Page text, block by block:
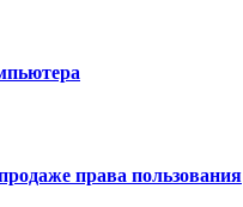
права пользования